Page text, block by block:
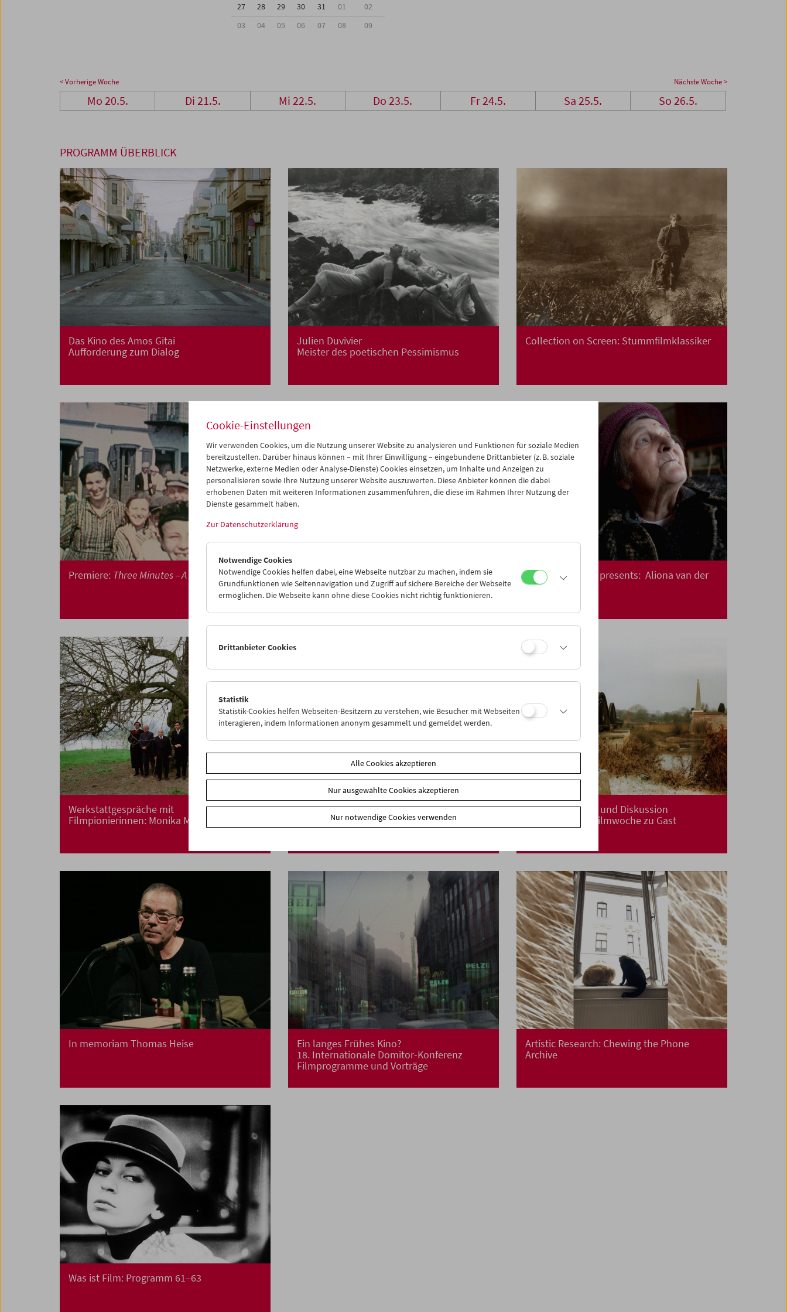
27
28 29 30 31 01
02
03
04 05 06 07 08 09
< Vorherige Woche Nächste Woche >
Mo 20.5. Di 21.5. Mi 22.5. Do 23.5. Fr 24.5. Sa 25.5. So 26.5.
PROGRAMM ÜBERBLICK
Das Kino des Amos Gitai
Aufforderung zum Dialog
Julien Duvivier
Meister des poetischen Pessimismus
Collection on Screen: Stummfilmklassiker
Premiere: Three Minutes – A Lengthening Collection on Screen: Lav Diaz – Teil 6
Crossing Europe presents: Aliona van der
Horst
Werkstattgespräche mit
Filmpionierinnen: Monika Maruschko
In person: Jyoti Mistry
Dokumentarfilm und Diskussion
Die Duisburger Filmwoche zu Gast
In memoriam Thomas Heise
Ein langes Frühes Kino?
18. Internationale Domitor-Konferenz
Filmprogramme und Vorträge
Artistic Research: Chewing the Phone
Archive
Was ist Film: Programm 61–63
Cookie-Einstellungen
Wir verwenden Cookies, um die Nutzung unserer Website zu analysieren und Funktionen für soziale Medien
bereitzustellen. Darüber hinaus können – mit Ihrer Einwilligung – eingebundene Drittanbieter (z. B. soziale
Netzwerke, externe Medien oder Analyse-Dienste) Cookies einsetzen, um Inhalte und Anzeigen zu
personalisieren sowie Ihre Nutzung unserer Website auszuwerten. Diese Anbieter können die dabei
erhobenen Daten mit weiteren Informationen zusammenführen, die diese im Rahmen Ihrer Nutzung der
Dienste gesammelt haben.
Zur Datenschutzerklärung
Notwendige Cookies
Notwendige Cookies helfen dabei, eine Webseite nutzbar zu machen, indem sie
Grundfunktionen wie Seitennavigation und Zugriff auf sichere Bereiche der Webseite
ermöglichen. Die Webseite kann ohne diese Cookies nicht richtig funktionieren.
Drittanbieter Cookies
Statistik
Statistik-Cookies helfen Webseiten-Besitzern zu verstehen, wie Besucher mit Webseiten
interagieren, indem Informationen anonym gesammelt und gemeldet werden.
Alle Cookies akzeptieren
Nur ausgewählte Cookies akzeptieren
Nur notwendige Cookies verwenden